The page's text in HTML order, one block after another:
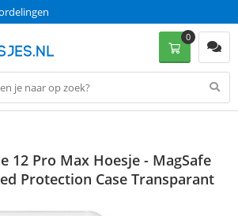
0
12 Pro Max Hoesje - MagSafe
Protection Case Transparant